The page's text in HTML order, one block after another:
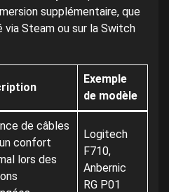
supplémentaire, que
Steam ou sur la Switch
Exemple
de modèle
de câbles
confort
lors des
Logitech
F710,
Anbernic
RG P01